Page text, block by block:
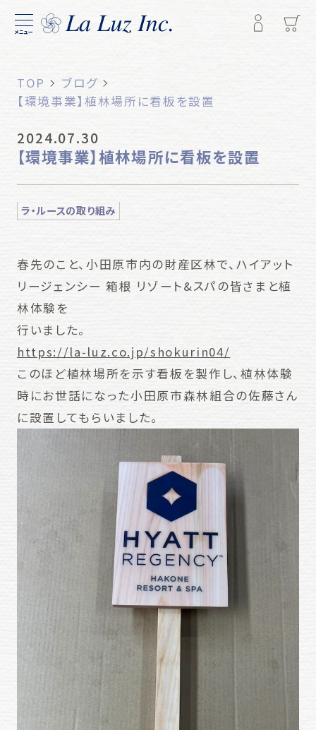
メニュー
TOP
ブログ
【環境事業】植林場所に看板を設置
2024.07.30
【環境事業】植林場所に看板を設置
ラ・ルースの取り組み
春先のこと、小田原市内の財産区林で、ハイアット
リージェンシー 箱根 リゾート&スパの皆さまと植
林体験を
行いました。
https://la-luz.co.jp/shokurin04/
このほど植林場所を示す看板を製作し、植林体験
時にお世話になった小田原市森林組合の佐藤さん
に設置してもらいました。